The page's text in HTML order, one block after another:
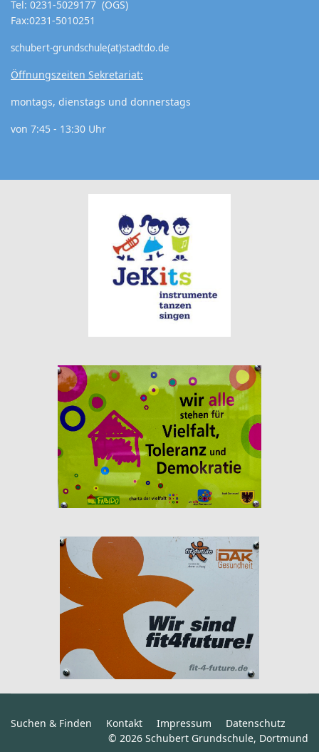
Tel: 0231-5029177 (OGS)
Fax:0231-5010251
schubert-grundschule(at)stadtdo.de
Öffnungszeiten Sekretariat:
montags, dienstags und donnerstags
von 7:45 - 13:30 Uhr
Suchen & Finden Kontakt Impressum
Datenschutz
© 2026 Schubert Grundschule, Dortmund